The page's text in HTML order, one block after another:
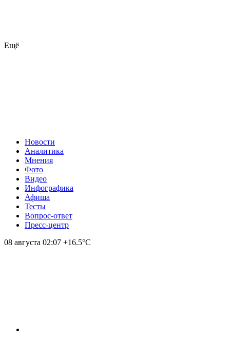
Ещё
Новости
Аналитика
Мнения
Фото
Видео
Инфографика
Афиша
Тесты
Вопрос-ответ
Пресс-центр
08 августа 02:07 +16.5°С